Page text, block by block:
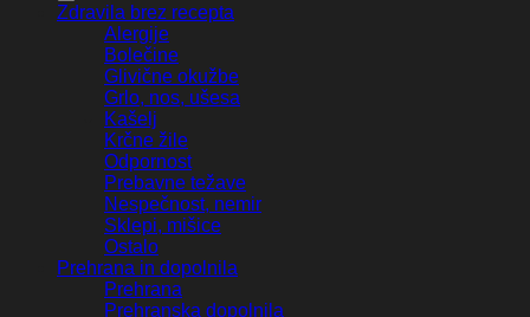
Zdravila brez recepta
Alergije
Bolečine
Glivične okužbe
Grlo, nos, ušesa
Kašelj
Krčne žile
Odpornost
Prebavne težave
Nespečnost, nemir
Sklepi, mišice
Ostalo
Prehrana in dopolnila
Prehrana
Prehranska dopolnila